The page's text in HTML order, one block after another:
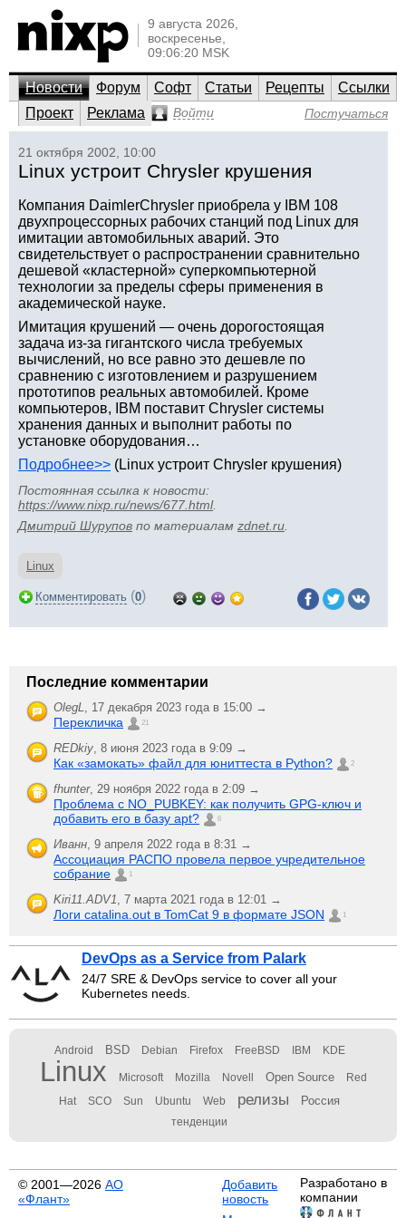
9 августа 2026,
воскресенье,
09:06:20 MSK
Новости Форум Софт Статьи Рецепты
Ссылки
Проект
Реклама Войти Постучаться
21 октября 2002, 10:00
Linux устроит Chrysler крушения
Компания DaimlerChrysler приобрела у IBM 108
двухпроцессорных рабочих станций под Linux для
имитации автомобильных аварий. Это
свидетельствует о распространении сравнительно
дешевой «кластерной» суперкомпьютерной
технологии за пределы сферы применения в
академической науке.
Имитация крушений — очень дорогостоящая
задача из-за гигантского числа требуемых
вычислений, но все равно это дешевле по
сравнению с изготовлением и разрушением
прототипов реальных автомобилей. Кроме
компьютеров, IBM поставит Chrysler системы
хранения данных и выполнит работы по
установке оборудования…
Подробнее>> (Linux устроит Chrysler крушения)
Постоянная ссылка к новости:
https://www.nixp.ru/news/677.html.
Дмитрий Шурупов по материалам zdnet.ru
Linux
Комментировать (0)
Последние комментарии
OlegL, 17 декабря 2023 года в 15:00 →
Перекличка 21
REDkiy, 8 июня 2023 года в 9:09 →
Как «замокать» файл для юниттеста в Python? 2
fhunter, 29 ноября 2022 года в 2:09 →
Проблема с NO_PUBKEY: как получить GPG-ключ и
добавить его в базу apt?
6
Иванн, 9 апреля 2022 года в 8:31 →
Ассоциация РАСПО провела первое учредительное
собрание
1
Kiri11.ADV1, 7 марта 2021 года в 12:01 →
Логи catalina.out в TomCat 9 в формате JSON 1
DevOps as a Service from Palark
24/7 SRE & DevOps service to cover all your
Kubernetes needs.
Android BSD Debian Firefox FreeBSD IBM KDE
Linux Microsoft Mozilla Novell Open Source Red
Hat SCO Sun Ubuntu Web релизы Россия
тенденции
© 2001—2026 АО
«Флант»
Добавить
новость
Разработано в
компании